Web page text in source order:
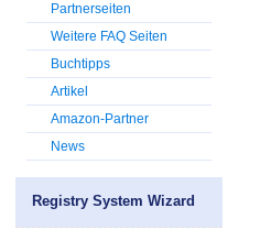
Partnerseiten
Weitere FAQ Seiten
Buchtipps
Artikel
Amazon-Partner
News
Registry System Wizard